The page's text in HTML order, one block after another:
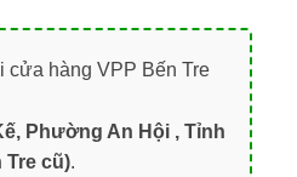
cửa hàng VPP Bến Tre
Phường An Hội , Tỉnh
Tre cũ).